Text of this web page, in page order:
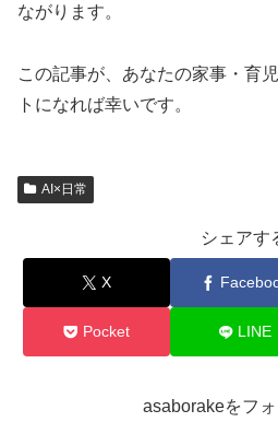
ながります。
この記事が、あなたの家事・育
トになれば幸いです。
AI×日常
シェアす
X
Pocket LINE
asaborakeをフ